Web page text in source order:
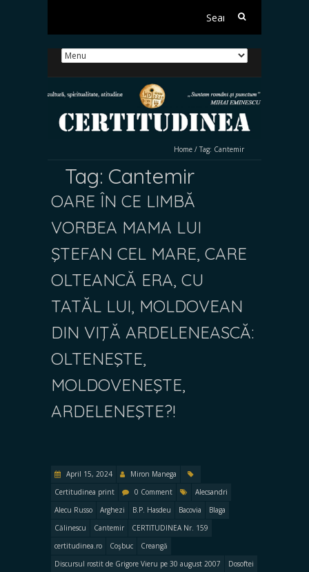
Search
Home / Tag: Cantemir
Tag: Cantemir
OARE ÎN CE LIMBĂ
VORBEA MAMA LUI
ŞTEFAN CEL MARE, CARE
OLTEANCĂ ERA, CU
TATĂL LUI, MOLDOVEAN
DIN VIŢĂ ARDELENEASCĂ:
OLTENEŞTE,
MOLDOVENEŞTE,
ARDELENEŞTE?!
April 15, 2024
Miron Manega
Certitudinea print
0 Comment
Alecsandri
Alecu Russo
Arghezi B.P. Hasdeu Bacovia
Blaga
Călinescu
Cantemir
CERTITUDINEA Nr. 159
certitudinea.ro
Coşbuc
Creangă
Discursul rostit de Grigore Vieru pe 30 august 2007
Dosoftei